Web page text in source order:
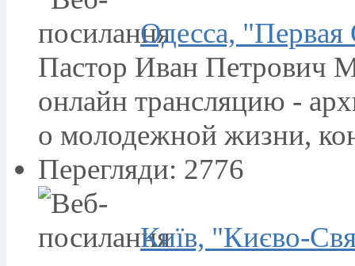
Одесса,
Пастор Иван Петрович
онлайн трансляцию -
о молодежной жизни,
Перегляди: 2776
Київ, "Києво-